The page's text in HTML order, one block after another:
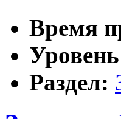
Время
Раздел: